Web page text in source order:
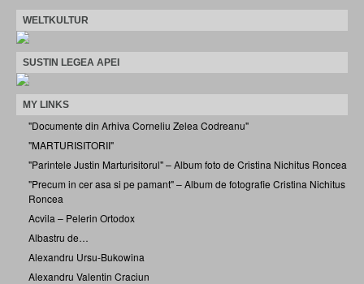
WELTKULTUR
SUSTIN LEGEA APEI
MY LINKS
"Documente din Arhiva Corneliu Zelea Codreanu"
"MARTURISITORII"
"Parintele Justin Marturisitorul" – Album foto de Cristina Nichitus Roncea
"Precum in cer asa si pe pamant" – Album de fotografie Cristina Nichitus
Roncea
Acvila – Pelerin Ortodox
Albastru de…
Alexandru Ursu-Bukowina
Alexandru Valentin Craciun